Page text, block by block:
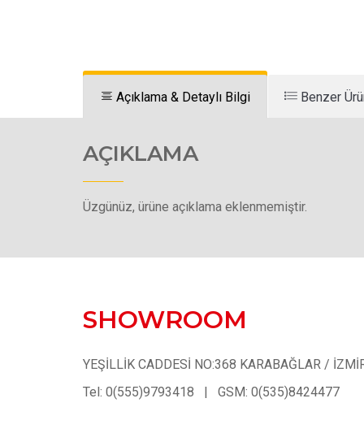
Açıklama & Detaylı Bilgi Benzer
AÇIKLAMA
Üzgünüz, ürüne açıklama eklenmemiştir.
SHOWROOM
YEŞİLLİK CADDESİ NO:368 KARABAĞLAR /
Tel: 0(555)9793418 | GSM: 0(535)8424477